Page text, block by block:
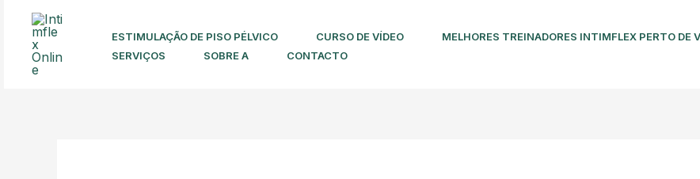
content
ESTIMULAÇÃO DE PISO PÉLVICO CURSO DE VÍDEO
MELHORES TREINADORES INTIMFLEX PERTO DE
SERVIÇOS
SOBRE A CONTACTO